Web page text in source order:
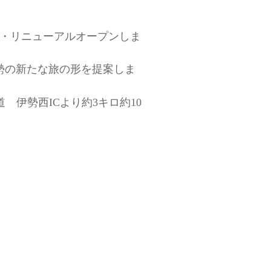
リニューアルオープンしま
新たな旅の形を提案しま
伊勢西ICより約3キロ約10